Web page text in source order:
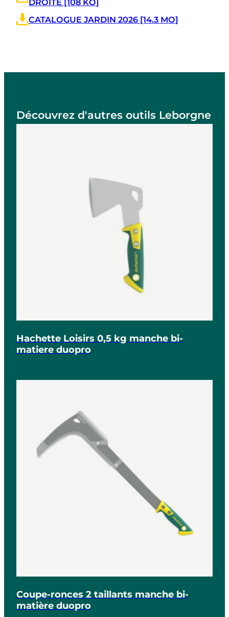
DROITE [108 KO]
CATALOGUE JARDIN 2026 [14.3 MO]
Découvrez d'autres outils Leborgne
Hachette Loisirs 0,5 kg manche bi-
matiere duopro
Coupe-ronces 2 taillants manche bi-
matière duopro